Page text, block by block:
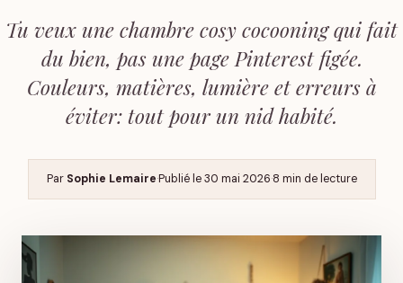
Tu veux une chambre cosy cocooning qui fait
du bien, pas une page Pinterest figée.
Couleurs, matières, lumière et erreurs à
éviter: tout pour un nid habité.
Par Sophie Lemaire·Publié le30 mai 2026·8 min de lecture